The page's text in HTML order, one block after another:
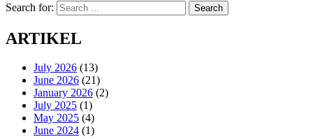
Search for: Search
ARTIKEL
July 2026 (13)
June 2026 (21)
January 2026 (2)
July 2025 (1)
May 2025 (4)
June 2024 (1)